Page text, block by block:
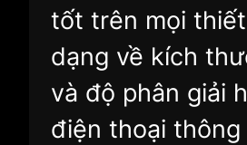
tốt trên mọi
dạng về kích
và độ phân giải
điện thoại thông